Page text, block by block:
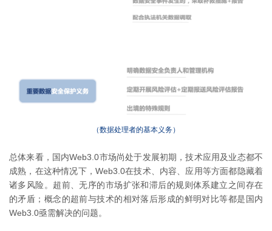
（数据处理者的基本义务）
总体来看，国内Web3.0市场尚处于发展初期，技术应用及业态都不
成熟，在这种情况下，Web3.0在技术、内容、应用等方面都隐藏着
诸多风险。超前、无序的市场扩张和滞后的规则体系建立之间存在
的矛盾；概念的超前与技术的相对落后形成的鲜明对比等都是国内
Web3.0亟需解决的问题。